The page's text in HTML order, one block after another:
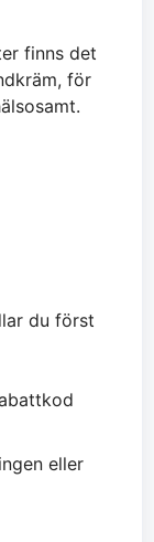
finns det
för
du först
eller